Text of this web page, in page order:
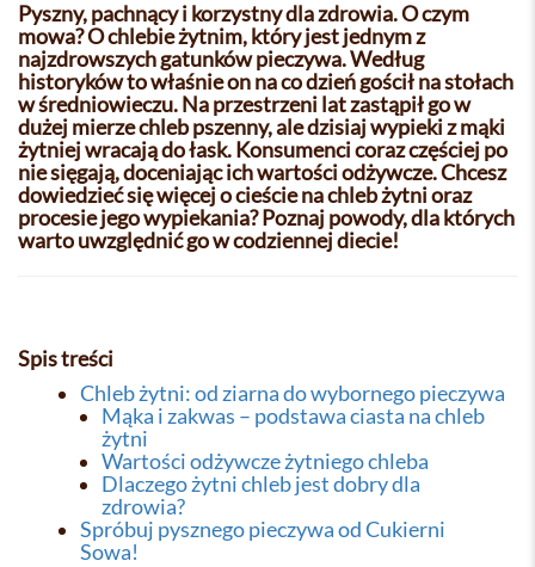
Pyszny, pachnący i korzystny dla zdrowia. O czym
mowa? O chlebie żytnim, który jest jednym z
najzdrowszych gatunków pieczywa. Według
historyków to właśnie on na co dzień gościł na stołach
w średniowieczu. Na przestrzeni lat zastąpił go w
dużej mierze chleb pszenny, ale dzisiaj wypieki z mąki
żytniej wracają do łask. Konsumenci coraz częściej po
nie sięgają, doceniając ich wartości odżywcze. Chcesz
dowiedzieć się więcej o cieście na chleb żytni oraz
procesie jego wypiekania? Poznaj powody, dla których
warto uwzględnić go w codziennej diecie!
Spis treści
Chleb żytni: od ziarna do wybornego pieczywa
Mąka i zakwas – podstawa ciasta na chleb
żytni
Wartości odżywcze żytniego chleba
Dlaczego żytni chleb jest dobry dla
zdrowia?
Spróbuj pysznego pieczywa od Cukierni
Sowa!